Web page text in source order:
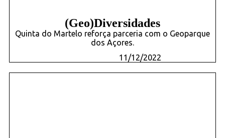
(Geo)Diversidades
Quinta do Martelo reforça parceria com o Geoparque
dos Açores.
11/12/2022